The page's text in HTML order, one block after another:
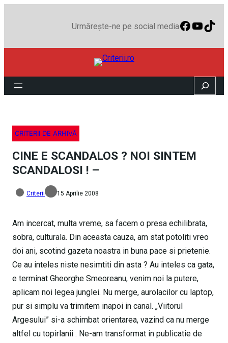
Urmărește-ne pe social media
Search
CRITERII DE ARHIVĂ
CINE E SCANDALOS ? NOI SINTEM
SCANDALOSI ! –
Criterii 15 Aprilie 2008
Am incercat, multa vreme, sa facem o presa echilibrata,
sobra, culturala. Din aceasta cauza, am stat potoliti vreo
doi ani, scotind gazeta noastra in buna pace si prietenie.
Ce au inteles niste nesimtiti din asta ? Au inteles ca gata,
e terminat Gheorghe Smeoreanu, venim noi la putere,
aplicam noi legea junglei. Nu merge, aurolacilor cu laptop,
pur si simplu va trimitem inapoi in canal. „Viitorul
Argesului” si-a schimbat orientarea, vazind ca nu merge
altfel cu topirlanii . Ne-am transformat in publicatie de